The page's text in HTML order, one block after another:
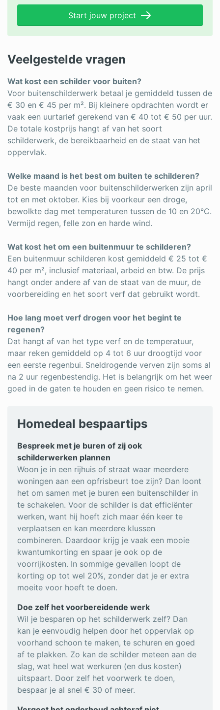
Start jouw project
Veelgestelde vragen
Wat kost een schilder voor buiten?
Voor buitenschilderwerk betaal je gemiddeld tussen de
€ 30 en € 45 per m². Bij kleinere opdrachten wordt er
vaak een uurtarief gerekend van € 40 tot € 50 per uur.
De totale kostprijs hangt af van het soort
schilderwerk, de bereikbaarheid en de staat van het
oppervlak.
Welke maand is het best om buiten te schilderen?
De beste maanden voor buitenschilderwerken zijn april
tot en met oktober. Kies bij voorkeur een droge,
bewolkte dag met temperaturen tussen de 10 en 20°C.
Vermijd regen, felle zon en harde wind.
Wat kost het om een buitenmuur te schilderen?
Een buitenmuur schilderen kost gemiddeld € 25 tot €
40 per m², inclusief materiaal, arbeid en btw. De prijs
hangt onder andere af van de staat van de muur, de
voorbereiding en het soort verf dat gebruikt wordt.
Hoe lang moet verf drogen voor het begint te
regenen?
Dat hangt af van het type verf en de temperatuur,
maar reken gemiddeld op 4 tot 6 uur droogtijd voor
een eerste regenbui. Sneldrogende verven zijn soms al
na 2 uur regenbestendig. Het is belangrijk om het weer
goed in de gaten te houden en geen risico te nemen.
Homedeal bespaartips
Bespreek met je buren of zij ook
schilderwerken plannen
Woon je in een rijhuis of straat waar meerdere
woningen aan een opfrisbeurt toe zijn? Dan loont
het om samen met je buren een buitenschilder in
te schakelen. Voor de schilder is dat efficiënter
werken, want hij hoeft zich maar één keer te
verplaatsen en kan meerdere klussen
combineren. Daardoor krijg je vaak een mooie
kwantumkorting en spaar je ook op de
voorrijkosten. In sommige gevallen loopt de
korting op tot wel 20%, zonder dat je er extra
moeite voor hoeft te doen.
Doe zelf het voorbereidende werk
Wil je besparen op het schilderwerk zelf? Dan
kan je eenvoudig helpen door het oppervlak op
voorhand schoon te maken, te schuren en goed
af te plakken. Zo kan de schilder meteen aan de
slag, wat heel wat werkuren (en dus kosten)
uitspaart. Door zelf het voorwerk te doen,
bespaar je al snel € 30 of meer.